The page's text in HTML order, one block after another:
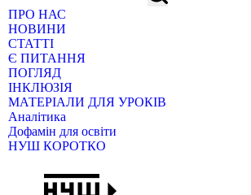
ПРО НАС
НОВИНИ
СТАТТІ
Є ПИТАННЯ
ПОГЛЯД
ІНКЛЮЗІЯ
МАТЕРІАЛИ ДЛЯ УРОКІВ
Аналітика
Дофамін для освіти
НУШ КОРОТКО